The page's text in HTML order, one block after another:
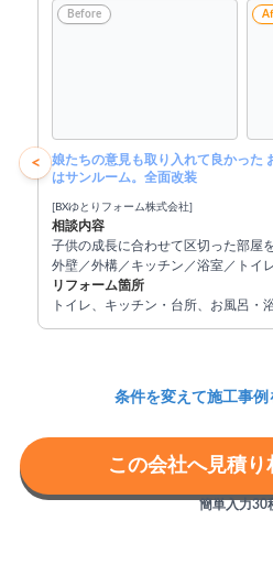
<
Before
娘たちの意見も取り入れて良かった
はサンルーム。全面改装
[BXゆとりフォーム株式会社]
相談内容
子供の成長に合わせて区切った部屋
外壁／外構／キッチン／浴室／トイ
納／内装
リフォーム箇所
トイレ、キッチン・台所、お風呂・
条件を変えて施工事例
この会社へ見積り
簡単入力30